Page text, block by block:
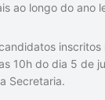
ao longo do ano
inscritos
10h do dia 5 de
Secretaria.